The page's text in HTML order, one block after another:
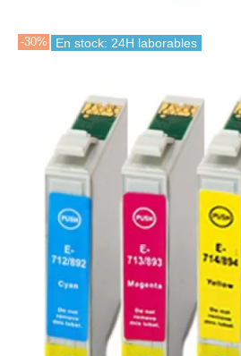
-30% En stock: 24H laborables